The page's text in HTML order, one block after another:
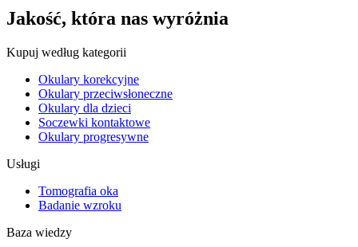
Jakość, która nas wyróżnia
Kupuj według kategorii
Okulary korekcyjne
Okulary przeciwsłoneczne
Okulary dla dzieci
Soczewki kontaktowe
Okulary progresywne
Usługi
Tomografia oka
Badanie wzroku
Baza wiedzy